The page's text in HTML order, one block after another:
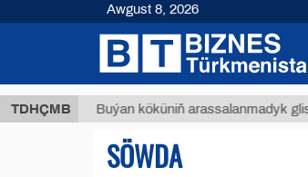
TDHÇMBBuýan köküniň arassalanmadyk
SÖWDA
Awgust 8, 2026